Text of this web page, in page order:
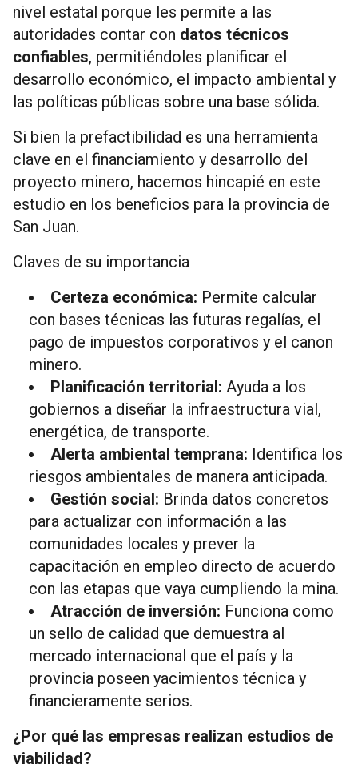
nivel estatal porque les permite a las
autoridades contar con datos técnicos
confiables, permitiéndoles planificar el
desarrollo económico, el impacto ambiental y
las políticas públicas sobre una base sólida.
Si bien la prefactibilidad es una herramienta
clave en el financiamiento y desarrollo del
proyecto minero, hacemos hincapié en este
estudio en los beneficios para la provincia de
San Juan.
Claves de su importancia
Certeza económica: Permite calcular
con bases técnicas las futuras regalías, el
pago de impuestos corporativos y el canon
minero.
Planificación territorial: Ayuda a los
gobiernos a diseñar la infraestructura vial,
energética, de transporte.
Alerta ambiental temprana: Identifica los
riesgos ambientales de manera anticipada.
Gestión social: Brinda datos concretos
para actualizar con información a las
comunidades locales y prever la
capacitación en empleo directo de acuerdo
con las etapas que vaya cumpliendo la mina.
Atracción de inversión: Funciona como
un sello de calidad que demuestra al
mercado internacional que el país y la
provincia poseen yacimientos técnica y
financieramente serios.
¿Por qué las empresas realizan estudios de
viabilidad?